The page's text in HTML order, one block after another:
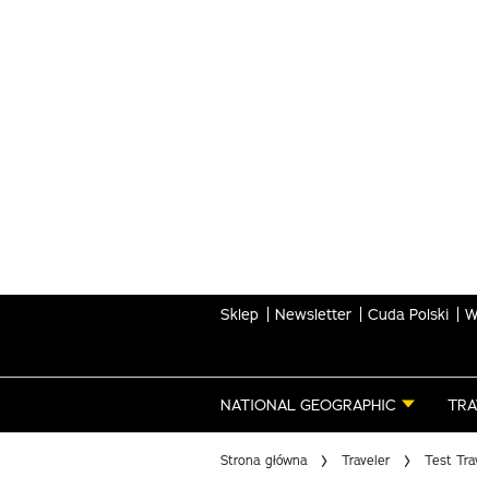
Sklep Newsletter Cuda Polski
NATIONAL GEOGRAPHIC
Strona główna Traveler Test